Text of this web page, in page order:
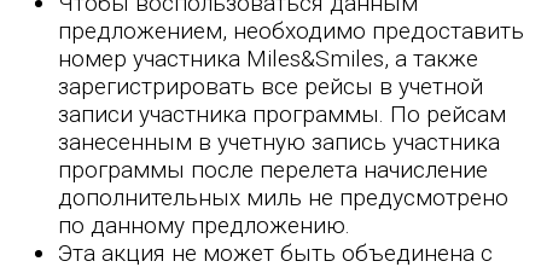
предложением, необходимо предоставить
номер участника Miles&Smiles, а также
зарегистрировать все рейсы в учетной
записи участника программы. По рейсам
занесенным в учетную запись участника
программы после перелета начисление
дополнительных миль не предусмотрено
по данному предложению.
Эта акция не может быть объединена с